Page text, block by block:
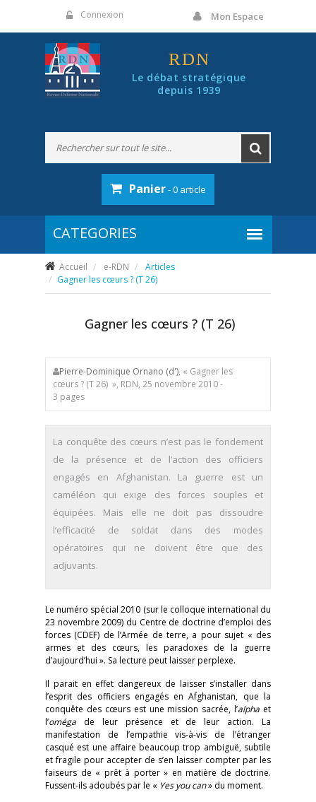
Connexion Mon Espace
RDN
Le débat stratégique
depuis 1939
Panier- 0 article
Accueil e-RDN
Articles
Gagner les cœurs ? (T 26)
Gagner les cœurs ? (T 26)
Pierre-Dominique Ornano (d'), « Gagner les
cœurs ? (T 26) », RDN, 25 novembre 2010 -
3 pages
La conquête des cœurs n’est pas le fondement
de la présence et de l’action des officiers
engagés en Afghanistan. La guerre est un
caméléon qui exige des forces souples et
équipées. Mais elle ne doit pas dissoudre
l’efficacité de soldat dans des modes
opératoires qui ne doivent être que des
adjuvants.
Le numéro spécial 2010 (sur le colloque international du
23 novembre 2009) du Centre de doctrine d’emploi des
forces (CDEF) de l’Armée de terre, a pour sujet « des
armes et des cœurs, les paradoxes de la guerre
d’aujourd’hui ». Sa lecture peut laisser perplexe.
Il parait en effet dangereux de laisser s’installer dans
l’esprit des officiers engagés en Afghanistan, que la
conquête des cœurs est une mission sacrée, l’alpha et
l’oméga de leur présence et de leur action. La
manifestation de l’empathie vis-à-vis de l’étranger
casqué est une affaire beaucoup trop ambiguë, subtile
et fragile pour accepter de s’en laisser compter par les
faiseurs de « prêt à porter » en matière de doctrine.
Fussent-ils adoubés par le « Yes you can» du moment.